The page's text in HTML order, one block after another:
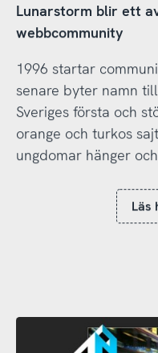
Lunarstorm blir ett
webbcommunity
1996 startar
senare byter namn
Sveriges första och
orange och turkos
ungdomar hänger
Läs